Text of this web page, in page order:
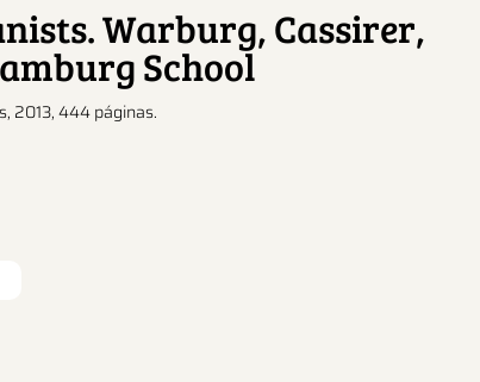
Warburg, Cassirer,
School
2013, 444 páginas.